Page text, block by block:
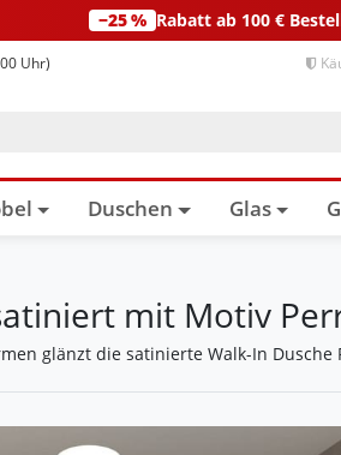
−25 % Rabatt ab 100 €
Uhr)
Duschen Glas
mit Motiv
glänzt die satinierte Walk-In Dusche